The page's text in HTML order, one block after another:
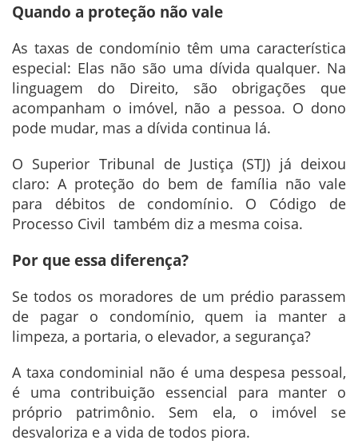
Quando a proteção não vale
As taxas de condomínio têm uma característica
especial: Elas não são uma dívida qualquer. Na
linguagem do Direito, são obrigações que
acompanham o imóvel, não a pessoa. O dono
pode mudar, mas a dívida continua lá.
O Superior Tribunal de Justiça (STJ) já deixou
claro: A proteção do bem de família não vale
para débitos de condomínio. O Código de
Processo Civil também diz a mesma coisa.
Por que essa diferença?
Se todos os moradores de um prédio parassem
de pagar o condomínio, quem ia manter a
limpeza, a portaria, o elevador, a segurança?
A taxa condominial não é uma despesa pessoal,
é uma contribuição essencial para manter o
próprio patrimônio. Sem ela, o imóvel se
desvaloriza e a vida de todos piora.